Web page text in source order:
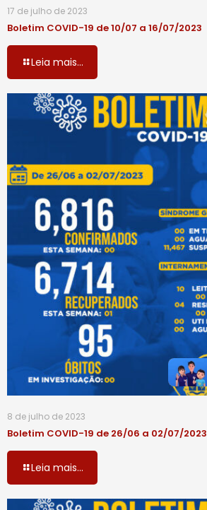
17 de julho de 2023
Boletim COVID-19 de 10/07 a 16/07/2023
Leia mais...
8 de julho de 2023
Boletim COVID-19 de 26/06 a 02/07/2023
Leia mais...